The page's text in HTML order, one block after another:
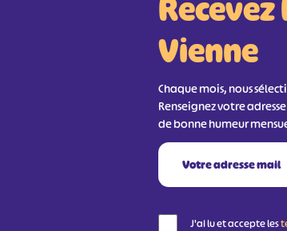
Vienne
Chaque mois, nous
Renseignez votre
de bonne humeur
J'ai lu et accepte les